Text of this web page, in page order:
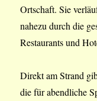
Ortschaft. Sie
nahezu durch die
Restaurants und
Direkt am Strand
die für abendliche